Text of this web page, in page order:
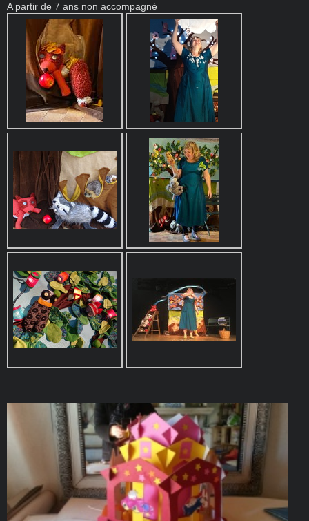
A partir de 7 ans non accompagné